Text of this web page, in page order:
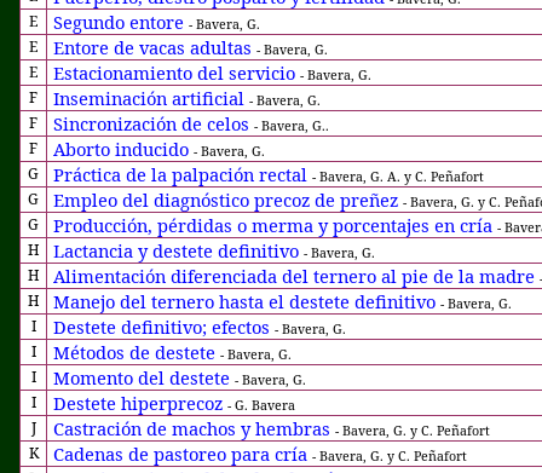
E Segundo entore - Bavera, G.
E Entore de vacas adultas - Bavera, G.
E Estacionamiento del servicio - Bavera, G.
F Inseminación artificial - Bavera, G.
F Sincronización de celos - Bavera, G..
F Aborto inducido - Bavera, G.
G Práctica de la palpación rectal - Bavera, G. A. y C. Peñafort
G Empleo del diagnóstico precoz de preñez - Bavera, G. y C.
G Producción, pérdidas o merma y porcentajes en cría -
H Lactancia y destete definitivo - Bavera, G.
H Alimentación diferenciada del ternero al pie de la madre
H Manejo del ternero hasta el destete definitivo - Bavera, G.
I Destete definitivo; efectos - Bavera, G.
I Métodos de destete - Bavera, G.
I Momento del destete - Bavera, G.
I Destete hiperprecoz - G. Bavera
J Castración de machos y hembras - Bavera, G. y C. Peñafort
K Cadenas de pastoreo para cría - Bavera, G. y C. Peñafort